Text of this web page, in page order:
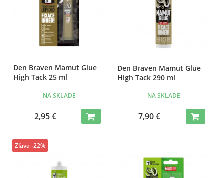
Den Braven Mamut Glue
High Tack 25 ml
NA SKLADE
2,95 €
Den Braven Mamut Glue
High Tack 290 ml
NA SKLADE
7,90 €
Zľava -22%